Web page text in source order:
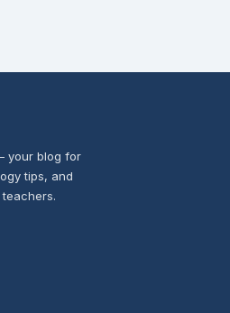
your blog for
tips, and